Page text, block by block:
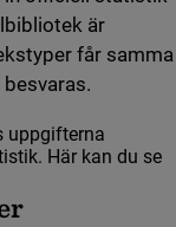
är
får samma
uppgifterna
Här kan du se